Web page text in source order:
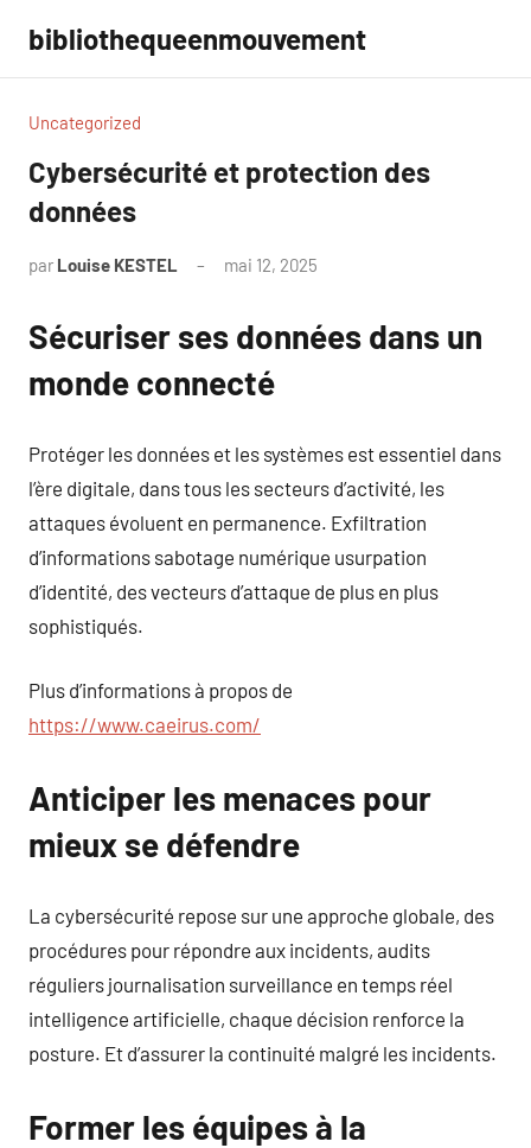
contenu
bibliothequeenmouvement
Uncategorized
Cybersécurité et protection des
données
par Louise KESTEL mai 12, 2025
Sécuriser ses données dans un
monde connecté
Protéger les données et les systèmes est essentiel dans
l’ère digitale, dans tous les secteurs d’activité, les
attaques évoluent en permanence. Exfiltration
d’informations sabotage numérique usurpation
d’identité, des vecteurs d’attaque de plus en plus
sophistiqués.
Plus d’informations à propos de
https://www.caeirus.com/
Anticiper les menaces pour
mieux se défendre
La cybersécurité repose sur une approche globale, des
procédures pour répondre aux incidents, audits
réguliers journalisation surveillance en temps réel
intelligence artificielle, chaque décision renforce la
posture. Et d’assurer la continuité malgré les incidents.
Former les équipes à la